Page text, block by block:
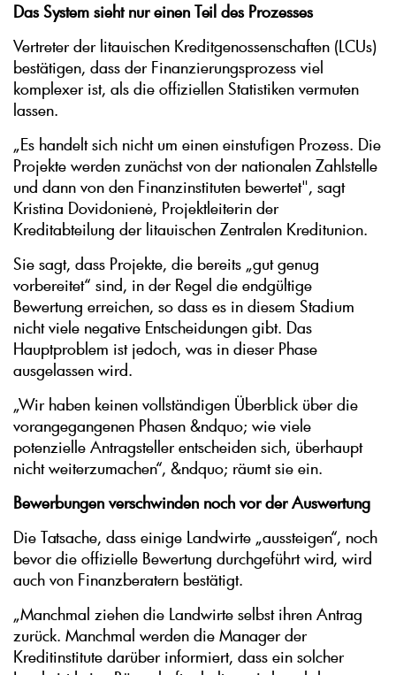
Das System sieht nur einen Teil des Prozesses
Vertreter der litauischen Kreditgenossenschaften (LCUs)
bestätigen, dass der Finanzierungsprozess viel
komplexer ist, als die offiziellen Statistiken vermuten
lassen.
„Es handelt sich nicht um einen einstufigen Prozess. Die
Projekte werden zunächst von der nationalen Zahlstelle
und dann von den Finanzinstituten bewertet", sagt
Kristina Dovidonienė, Projektleiterin der
Kreditabteilung der litauischen Zentralen Kreditunion.
Sie sagt, dass Projekte, die bereits „gut genug
vorbereitet“ sind, in der Regel die endgültige
Bewertung erreichen, so dass es in diesem Stadium
nicht viele negative Entscheidungen gibt. Das
Hauptproblem ist jedoch, was in dieser Phase
ausgelassen wird.
„Wir haben keinen vollständigen Überblick über die
vorangegangenen Phasen &ndquo; wie viele
potenzielle Antragsteller entscheiden sich, überhaupt
nicht weiterzumachen“, &ndquo; räumt sie ein.
Bewerbungen verschwinden noch vor der Auswertung
Die Tatsache, dass einige Landwirte „aussteigen“, noch
bevor die offizielle Bewertung durchgeführt wird, wird
auch von Finanzberatern bestätigt.
„Manchmal ziehen die Landwirte selbst ihren Antrag
zurück. Manchmal werden die Manager der
Kreditinstitute darüber informiert, dass ein solcher